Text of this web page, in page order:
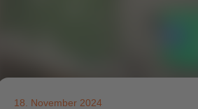
18. November 2024